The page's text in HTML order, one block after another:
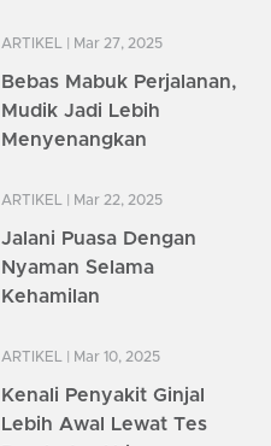
ARTIKEL | Mar 27, 2025
Bebas Mabuk Perjalanan,
Mudik Jadi Lebih
Menyenangkan
ARTIKEL | Mar 22, 2025
Jalani Puasa Dengan
Nyaman Selama
Kehamilan
ARTIKEL | Mar 10, 2025
Kenali Penyakit Ginjal
Lebih Awal Lewat Tes